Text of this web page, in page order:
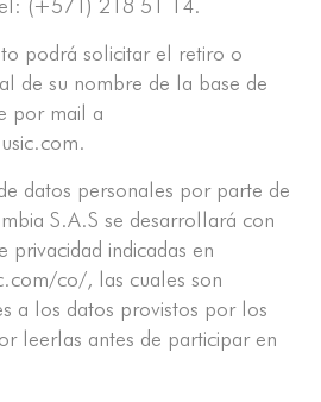
(+571) 218 51 14.
podrá solicitar el retiro o
de su nombre de la base de
por mail a
datos personales por parte de
S.A.S se desarrollará con
privacidad indicadas en
co/, las cuales son
a los datos provistos por los
leerlas antes de participar en